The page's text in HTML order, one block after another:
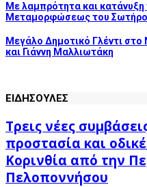
Με λαμπρότητα και
Μεταμορφώσεως του
Μεγάλο Δημοτικό Γλέντι
και Γιάννη Μαλλιωτάκη
ΕΙΔΗΣΟΥΛΕΣ
Τρεις νέες
προστασία και
Κορινθία από την
Πελοποννήσου